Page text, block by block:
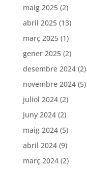
maig 2025(2)
abril 2025(13)
març 2025(1)
gener 2025(2)
desembre 2024(2)
novembre 2024(5)
juliol 2024(2)
juny 2024(2)
maig 2024(5)
abril 2024(9)
març 2024(2)